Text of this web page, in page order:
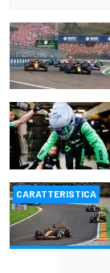
CARATTERISTICA